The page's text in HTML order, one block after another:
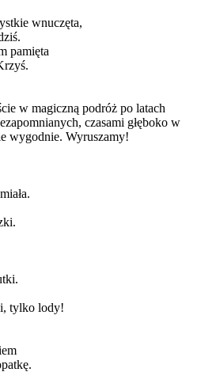
wnuczęta,
pamięta
w magiczną podróż po latach
czasami głęboko w
wygodnie. Wyruszamy!
tylko lody!